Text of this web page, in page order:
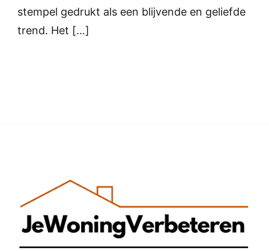
stempel gedrukt als een blijvende en geliefde
trend. Het […]